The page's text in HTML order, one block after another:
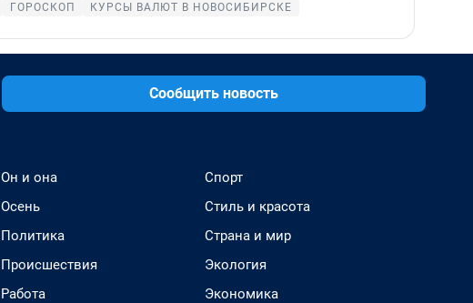
ГОРОСКОП КУРСЫ ВАЛЮТ В НОВОСИБИРСКЕ
Сообщить новость
Он и она
Осень
Политика
Происшествия
Работа
Спорт
Стиль и красота
Страна и мир
Экология
Экономика